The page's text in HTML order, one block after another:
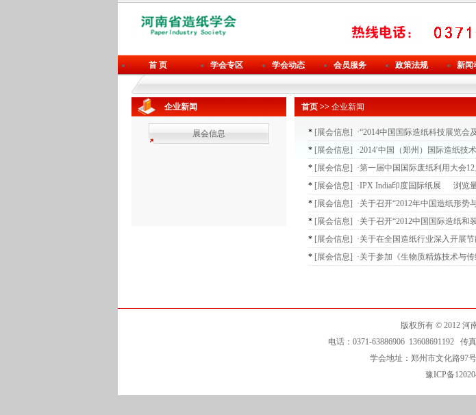
首 页 学会专区 学会动态 会员服务 政策法规 新闻
企业新闻
展会信息
首页 >> 企业新闻
* [展会信息] ·“2014中国国际造纸科技展览会
* [展会信息] ·2014′中国（郑州）国际造纸技
* [展会信息] ·第一届中国国际废纸利用大会
* [展会信息] ·IPX India印度国际纸展 浏览量
* [展会信息] ·关于召开“2012年中国造纸形势
* [展会信息] ·关于召开“2012中国国际造纸
* [展会信息] ·关于在全国造纸行业深入开展
* [展会信息] ·关于参加《生物质精炼技术与
版权所有 © 2012 河
电话：0371-63886906 13608691192 传
学会地址：郑州市文化路97
豫ICP备